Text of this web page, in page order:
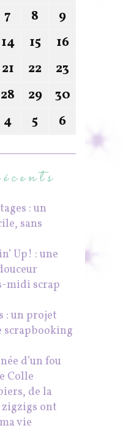
7 8
9
14 15
16
21 22
23
28 29
30
4 5 6
: un
sans
Up! : une
midi scrap
: un projet
scrapbooking
d’un fou
Colle
de la
ont
vie